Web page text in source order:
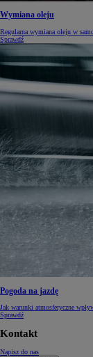
Wymiana oleju
Regularna wymiana oleju w
Sprawdź
Pogoda na jazdę
Jak warunki atmosferyczne
Sprawdź
Kontakt
Napisz do nas